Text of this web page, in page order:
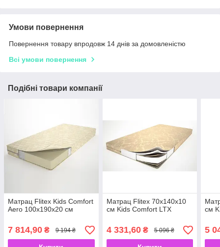
Умови повернення
Повернення товару впродовж 14 днів за домовленістю
Всі умови повернення
Подібні товари компанії
Матрац Flitex Kids Comfort
Aero 100х190х20 см
7 814,90 ₴ 9 194 ₴
Матрац Flitex 70х140х10
см Kids Comfort LTX
4 331,60₴ 5 096 ₴
см
5